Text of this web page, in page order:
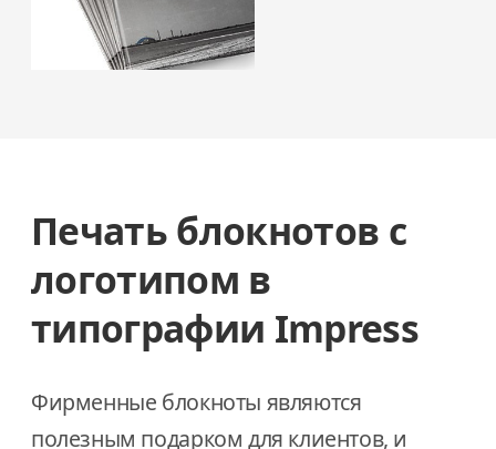
Печать блокнотов с
логотипом в
типографии Impress
Фирменные блокноты являются
полезным подарком для клиентов, и